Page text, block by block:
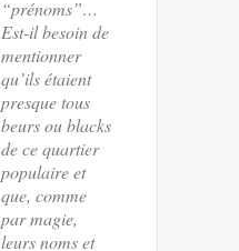
“prénoms”…
Est-il besoin de
mentionner
qu’ils étaient
presque tous
beurs ou blacks
de ce quartier
populaire et
que, comme
par magie,
leurs noms et